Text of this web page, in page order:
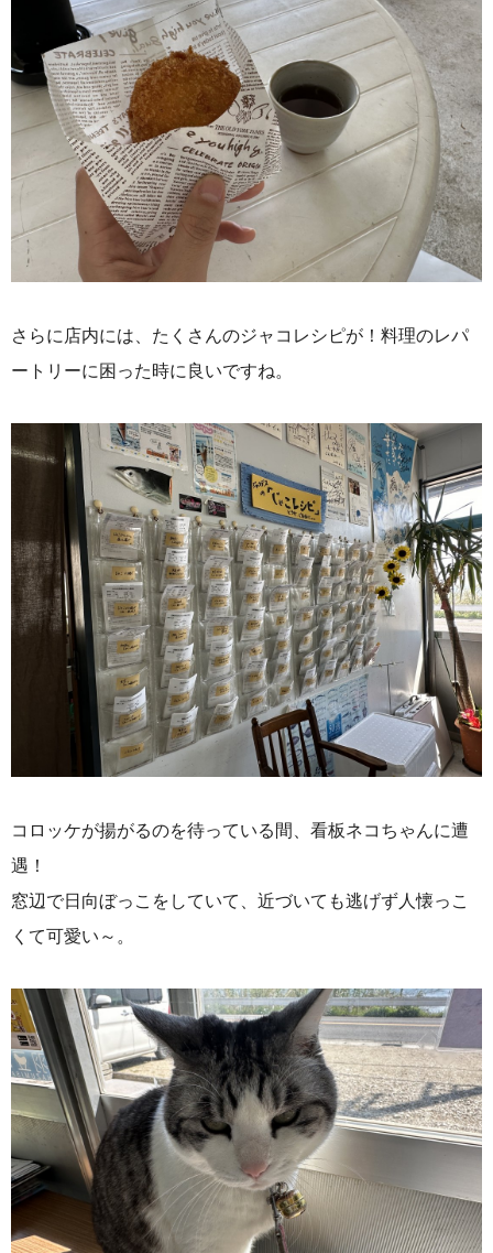
さらに店内には、たくさんのジャコレシピが！料理のレパ
ートリーに困った時に良いですね。
コロッケが揚がるのを待っている間、看板ネコちゃんに遭
遇！
窓辺で日向ぼっこをしていて、近づいても逃げず人懐っこ
くて可愛い～。